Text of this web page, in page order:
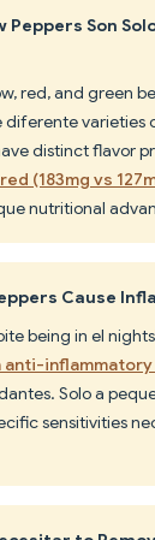
Peppers Son
red, and green
varieties
distinct flavor
(183mg vs
nutritional
Cause
being in el
anti-
Solo a
sensitivities